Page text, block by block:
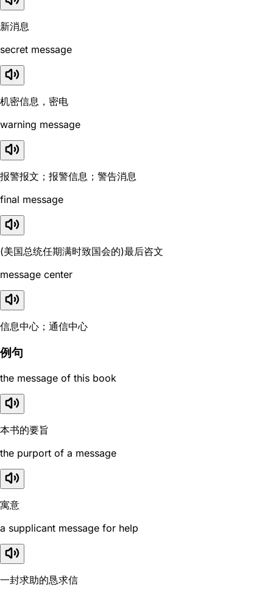
新消息
secret message
机密信息，密电
warning message
报警报文；报警信息；警告消息
final message
(美国总统任期满时致国会的)最后咨文
message center
信息中心；通信中心
例句
the message of this book
本书的要旨
the purport of a message
寓意
a supplicant message for help
一封求助的恳求信